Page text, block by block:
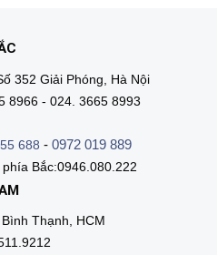
352 Giải Phóng, Hà Nội
8966 - 024. 3665 8993
688 - 0972 019 889
Bắc:0946.080.222
Thạnh, HCM